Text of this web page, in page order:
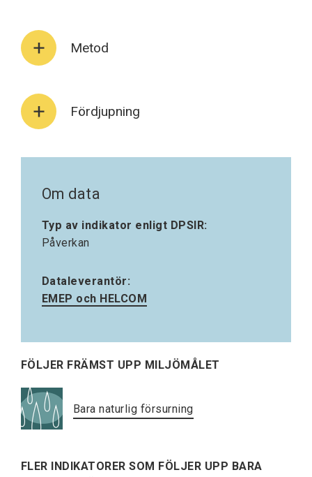
Metod
Fördjupning
Om data
Typ av indikator enligt DPSIR:
Påverkan
Dataleverantör:
EMEP och HELCOM
FÖLJER FRÄMST UPP MILJÖMÅLET
Bara naturlig försurning
FLER INDIKATORER SOM FÖLJER UPP BARA